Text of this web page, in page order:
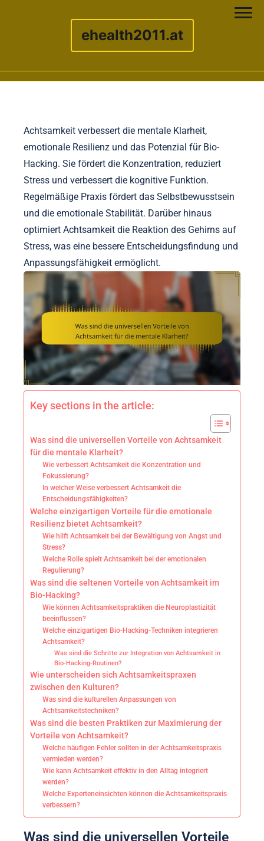
ehealth2011.at
Achtsamkeit verbessert die mentale Klarheit,
emotionale Resilienz und das Potenzial für Bio-
Hacking. Sie fördert die Konzentration, reduziert
Stress und verbessert die kognitive Funktion.
Regelmäßige Praxis fördert das Selbstbewusstsein
und die emotionale Stabilität. Darüber hinaus
optimiert Achtsamkeit die Reaktion des Gehirns auf
Stress, was eine bessere Entscheidungsfindung und
Anpassungsfähigkeit ermöglicht.
Key sections in the article:
Was sind die universellen Vorteile von Achtsamkeit
für die mentale Klarheit?
Wie verbessert Achtsamkeit die Konzentration und
Fokussierung?
In welcher Weise verbessert Achtsamkeit die
Entscheidungsfähigkeiten?
Welche einzigartigen Vorteile für die emotionale
Resilienz bietet Achtsamkeit?
Wie hilft Achtsamkeit bei der Bewältigung von Angst und
Stress?
Welche Rolle spielt Achtsamkeit bei der emotionalen
Regulierung?
Was sind die seltenen Vorteile von Achtsamkeit im
Bio-Hacking?
Wie können Achtsamkeitspraktiken die Neuroplastizität
beeinflussen?
Welche einzigartigen Bio-Hacking-Techniken integrieren
Achtsamkeit?
Was sind die Schritte zur Integration von Achtsamkeit in
Bio-Hacking-Routinen?
Wie unterscheiden sich Achtsamkeitspraxen
zwischen den Kulturen?
Was sind die kulturellen Anpassungen von
Achtsamkeitstechniken?
Was sind die besten Praktiken zur Maximierung der
Vorteile von Achtsamkeit?
Welche häufigen Fehler sollten in der Achtsamkeitspraxis
vermieden werden?
Wie kann Achtsamkeit effektiv in den Alltag integriert
werden?
Welche Experteneinsichten können die Achtsamkeitspraxis
verbessern?
Was sind die universellen Vorteile